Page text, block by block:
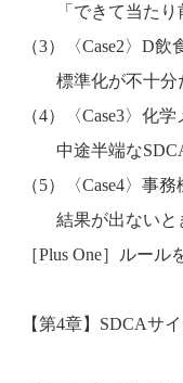
「できて当たり
（3）〈Case2〉D飲
標準化が不十分
（4）〈Case3〉化
中途半端な
（5）〈Case4〉事
結果が出ないと
［Plus One］ルー
【第4章】SDCAサ